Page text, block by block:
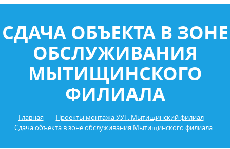
СДАЧА ОБЪЕКТА В ЗОНЕ
ОБСЛУЖИВАНИЯ
МЫТИЩИНСКОГО
ФИЛИАЛА
Главная - Проекты монтажа УУГ: Мытищинский филиал
-
Сдача объекта в зоне обслуживания Мытищинского филиала